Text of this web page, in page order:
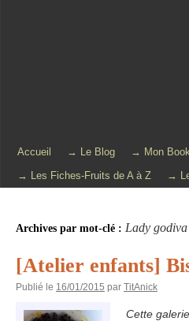
Accueil → Le Blog → Mon
→ Les Fiches-Fruits de A à Z
→
Archives par mot-clé : Lady godiva
[Atelier enfants]
Publié le 16/01/2015 par TitAnick
Cette